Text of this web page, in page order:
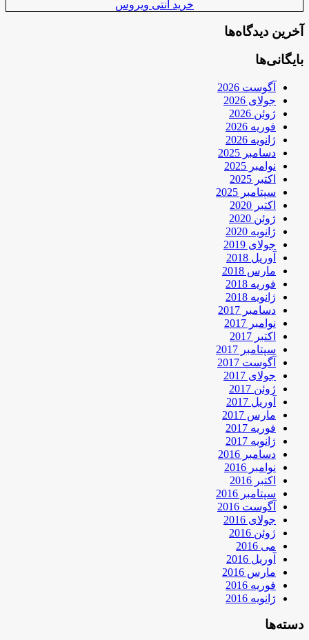
خرید آنتی ویروس
آخرین دیدگاه‌ها
بایگانی‌ها
آگوست 2026
جولای 2026
ژوئن 2026
فوریه 2026
ژانویه 2026
دسامبر 2025
نوامبر 2025
اکتبر 2025
سپتامبر 2025
اکتبر 2020
ژوئن 2020
ژانویه 2020
جولای 2019
آوریل 2018
مارس 2018
فوریه 2018
ژانویه 2018
دسامبر 2017
نوامبر 2017
اکتبر 2017
سپتامبر 2017
آگوست 2017
جولای 2017
ژوئن 2017
آوریل 2017
مارس 2017
فوریه 2017
ژانویه 2017
دسامبر 2016
نوامبر 2016
اکتبر 2016
سپتامبر 2016
آگوست 2016
جولای 2016
ژوئن 2016
می 2016
آوریل 2016
مارس 2016
فوریه 2016
ژانویه 2016
دسته‌ها